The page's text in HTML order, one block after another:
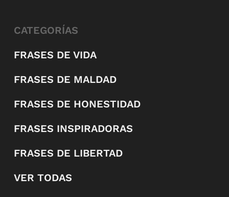
CATEGORÍAS
FRASES DE VIDA
FRASES DE MALDAD
FRASES DE HONESTIDAD
FRASES INSPIRADORAS
FRASES DE LIBERTAD
VER TODAS